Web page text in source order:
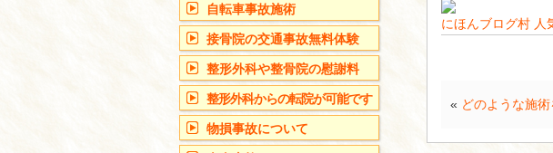
にほんブログ村 人
« どのような施
自転車事故施術
接骨院の交通事故無料体験
整形外科や整骨院の慰謝料
整形外科からの転院が可能です
物損事故について